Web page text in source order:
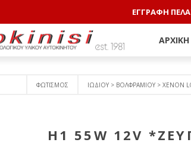
ΕΓΓΡΑΦΗ
ΑΡΧΙΚΉ
ΦΩΤΙΣΜΟΣ ΙΩΔΙΟΥ > ΒΟΛΦΡΑΜΙΟY > ΧΕΝΟΝ
H1 55W 12V